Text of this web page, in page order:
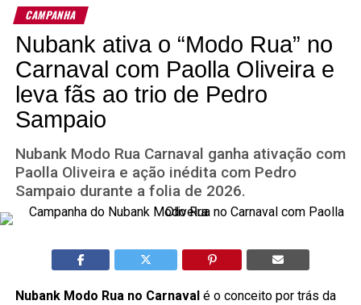
CAMPANHA
Nubank ativa o “Modo Rua” no
Carnaval com Paolla Oliveira e
leva fãs ao trio de Pedro
Sampaio
Nubank Modo Rua Carnaval ganha ativação com
Paolla Oliveira e ação inédita com Pedro
Sampaio durante a folia de 2026.
Nubank Modo Rua no Carnaval é o conceito por trás da